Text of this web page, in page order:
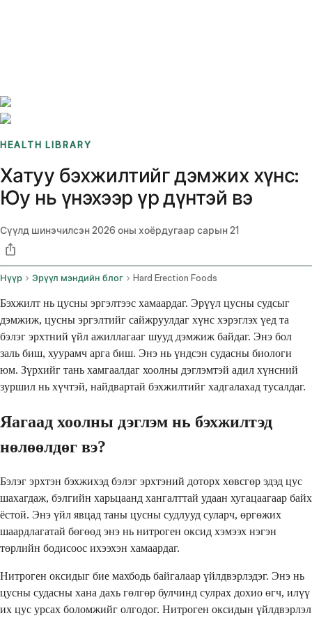
HEALTH LIBRARY
Хатуу бэхжилтийг дэмжих хүнс:
Юу нь үнэхээр үр дүнтэй вэ
Сүүлд шинэчилсэн2026 оны хоёрдугаар сарын 21
Нүүр Эрүүл мэндийн блог Hard Erection Foods
Бэхжилт нь цусны эргэлтээс хамаардаг. Эрүүл цусны судсыг
дэмжиж, цусны эргэлтийг сайжруулдаг хүнс хэрэглэх үед та
бэлэг эрхтний үйл ажиллагааг шууд дэмжиж байдаг. Энэ бол
заль биш, хуурамч арга биш. Энэ нь үндсэн судасны биологи
юм. Зүрхийг тань хамгаалдаг хоолны дэглэмтэй адил хүнсний
зуршил нь хүчтэй, найдвартай бэхжилтийг хадгалахад тусалдаг.
Яагаад хоолны дэглэм нь бэхжилтэд
нөлөөлдөг вэ?
Бэлэг эрхтэн бэхжихэд бэлэг эрхтэний доторх хөвсгөр эдэд цус
шахагдаж, бэлгийн харьцаанд хангалттай удаан хугацаагаар байх
ёстой. Энэ үйл явцад таны цусны судлууд суларч, өргөжих
шаардлагатай бөгөөд энэ нь нитроген оксид хэмээх нэгэн
төрлийн бодисоос ихээхэн хамаардаг.
Нитроген оксидыг бие махбодь байгалаар үйлдвэрлэдэг. Энэ нь
цусны судасны хана дахь гөлгөр булчинд сулрах дохио өгч, илүү
их цус урсах боломжийг олгодог. Нитроген оксидын үйлдвэрлэл